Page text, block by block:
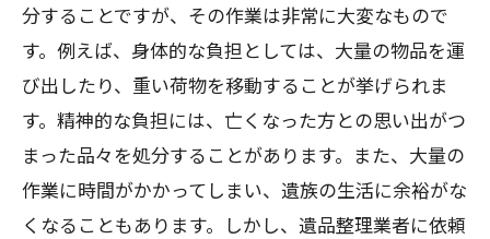
分することですが、その作業は非常に大変なもので
す。例えば、身体的な負担としては、大量の物品を運
び出したり、重い荷物を移動することが挙げられま
す。精神的な負担には、亡くなった方との思い出がつ
まった品々を処分することがあります。また、大量の
作業に時間がかかってしまい、遺族の生活に余裕がな
くなることもあります。しかし、遺品整理業者に依頼